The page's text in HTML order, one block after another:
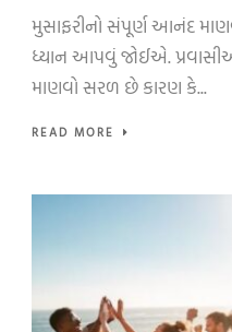
મુસાફરીનો સંપૂર્ણ આનંદ
ધ્યાન આપવું જોઈએ.
માણવો સરળ છે કારણ કે...
READ MORE